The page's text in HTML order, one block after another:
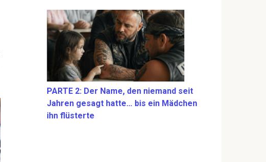
PARTE 2: Der Name, den niemand seit
Jahren gesagt hatte… bis ein Mädchen
ihn flüsterte